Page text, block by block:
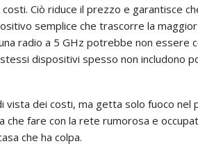
Ciò riduce il prezzo e garantisce
semplice che trascorre la
radio a 5 GHz potrebbe non essere
dispositivi spesso non includono
vista dei costi, ma getta solo fuoco nel
fare con la rete rumorosa e
che ha colpa.